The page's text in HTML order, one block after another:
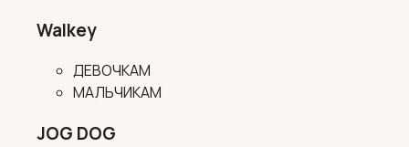
Walkey
ДЕВОЧКАМ
МАЛЬЧИКАМ
JOG DOG